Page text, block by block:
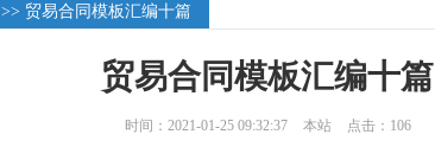
>> 贸易合同模板汇编十篇
贸易合同模板汇编十篇
时间：2021-01-25 09:32:37 本站 点击：106